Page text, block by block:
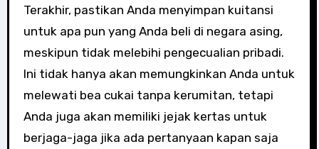
Terakhir, pastikan Anda menyimpan kuitansi
untuk apa pun yang Anda beli di negara asing,
meskipun tidak melebihi pengecualian pribadi.
Ini tidak hanya akan memungkinkan Anda untuk
melewati bea cukai tanpa kerumitan, tetapi
Anda juga akan memiliki jejak kertas untuk
berjaga-jaga jika ada pertanyaan kapan saja